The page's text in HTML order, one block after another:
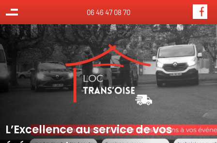
06 46 47 08 70
L’Excellence au service de vos